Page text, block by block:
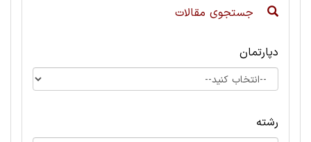
جستجوی مقالات
دپارتمان
رشته